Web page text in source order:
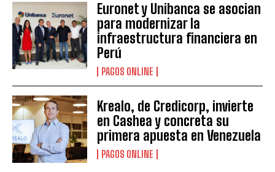
Euronet y Unibanca se asocian
para modernizar la
infraestructura financiera en
Perú
PAGOS ONLINE
Krealo, de Credicorp, invierte
en Cashea y concreta su
primera apuesta en Venezuela
PAGOS ONLINE